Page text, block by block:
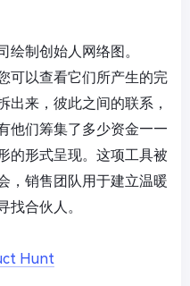
绘制创始人网络图。
可以查看它们所产生的完
出来，彼此之间的联系，
他们筹集了多少资金——
的形式呈现。这项工具被
，销售团队用于建立温暖
找合伙人。
Hunt